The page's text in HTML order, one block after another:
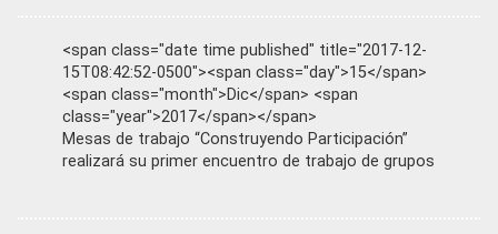
<span class="date time published" title="2017-12-
15T08:42:52-0500"><span class="day">15</span>
<span class="month">Dic</span> <span
class="year">2017</span></span>
Mesas de trabajo “Construyendo Participación”
realizará su primer encuentro de trabajo de grupos